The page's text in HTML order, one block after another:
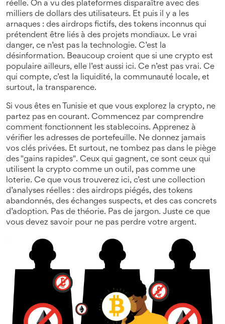
réelle. On a vu des plateformes disparaître avec des
milliers de dollars des utilisateurs. Et puis il y a les
arnaques : des airdrops fictifs, des tokens inconnus qui
prétendent être liés à des projets mondiaux. Le vrai
danger, ce n’est pas la technologie. C’est la
désinformation. Beaucoup croient que si une crypto est
populaire ailleurs, elle l’est aussi ici. Ce n’est pas vrai. Ce
qui compte, c’est la liquidité, la communauté locale, et
surtout, la transparence.
Si vous êtes en Tunisie et que vous explorez la crypto, ne
partez pas en courant. Commencez par comprendre
comment fonctionnent les stablecoins. Apprenez à
vérifier les adresses de portefeuille. Ne donnez jamais
vos clés privées. Et surtout, ne tombez pas dans le piège
des "gains rapides". Ceux qui gagnent, ce sont ceux qui
utilisent la crypto comme un outil, pas comme une
loterie. Ce que vous trouverez ici, c’est une collection
d’analyses réelles : des airdrops piégés, des tokens
abandonnés, des échanges suspects, et des cas concrets
d’adoption. Pas de théorie. Pas de jargon. Juste ce que
vous devez savoir pour ne pas perdre votre argent.